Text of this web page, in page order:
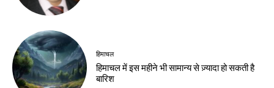
हिमाचल
हिमाचल में इस महीने भी सामान्य से ज़्यादा हो सकती है
बारिश